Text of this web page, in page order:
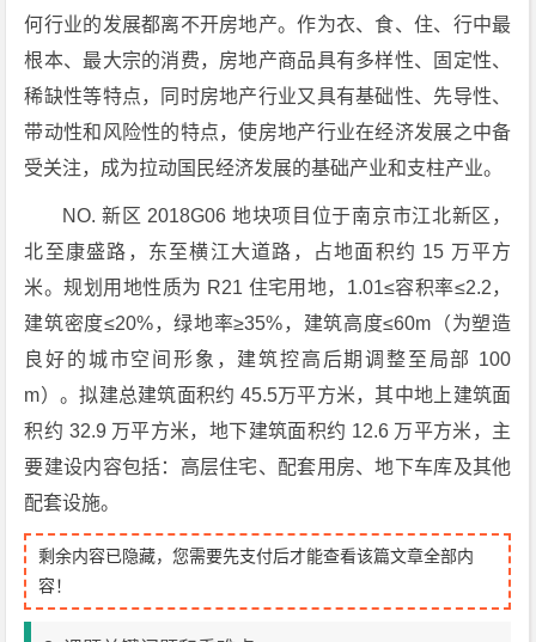
何行业的发展都离不开房地产。作为衣、食、住、行中最
根本、最大宗的消费，房地产商品具有多样性、固定性、
稀缺性等特点，同时房地产行业又具有基础性、先导性、
带动性和风险性的特点，使房地产行业在经济发展之中备
受关注，成为拉动国民经济发展的基础产业和支柱产业。
NO. 新区 2018G06 地块项目位于南京市江北新区，
北至康盛路，东至横江大道路，占地面积约 15 万平方
米。规划用地性质为 R21 住宅用地，1.01≤容积率≤2.2，
建筑密度≤20%，绿地率≥35%，建筑高度≤60m（为塑造
良好的城市空间形象，建筑控高后期调整至局部 100
m）。拟建总建筑面积约 45.5万平方米，其中地上建筑面
积约 32.9 万平方米，地下建筑面积约 12.6 万平方米，主
要建设内容包括：高层住宅、配套用房、地下车库及其他
配套设施。
剩余内容已隐藏，您需要先支付后才能查看该篇文章全部内
容！